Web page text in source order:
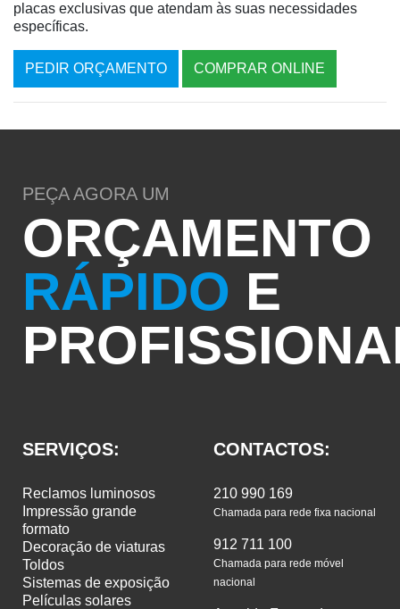
placas exclusivas que atendam às suas necessidades
específicas.
PEDIR ORÇAMENTO COMPRAR ONLINE
PEÇA AGORA UM
ORÇAMENTO
RÁPIDO E
SERVIÇOS:
reclamos luminosos
formato
decoração de viaturas
toldos
sistemas de exposição
películas solares
CONTACTOS:
210 990 169
Chamada para rede fixa nacional
912 711 100
Chamada para rede móvel
nacional